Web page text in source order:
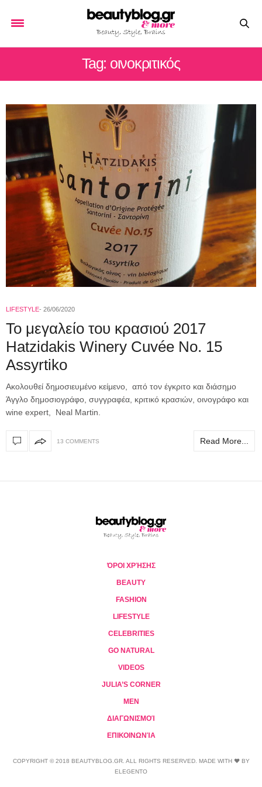
Tag: οινοκριτικός
LIFESTYLE 26/06/2020
To μεγαλείο του κρασιού 2017
Hatzidakis Winery Cuvée No. 15
Assyrtiko
Ακολουθεί δημοσιευμένο κείμενο, από τον έγκριτο και διάσημο
Άγγλο δημοσιογράφο, συγγραφέα, κριτικό κρασιών, οινογράφο και
wine expert, Neal Martin.
13 COMMENTS Read More...
ΌΡΟΙ ΧΡΉΣΗΣ
BEAUTY
FASHION
LIFESTYLE
CELEBRITIES
GO NATURAL
VIDEOS
JULIA’S CORNER
MEN
ΔΙΑΓΩΝΙΣΜΟΊ
ΕΠΙΚΟΙΝΩΝΊΑ
COPYRIGHT © 2018 BEAUTYBLOG.GR. ALL RIGHTS RESERVED. MADE WITH ❤ BY
ELEGENTO